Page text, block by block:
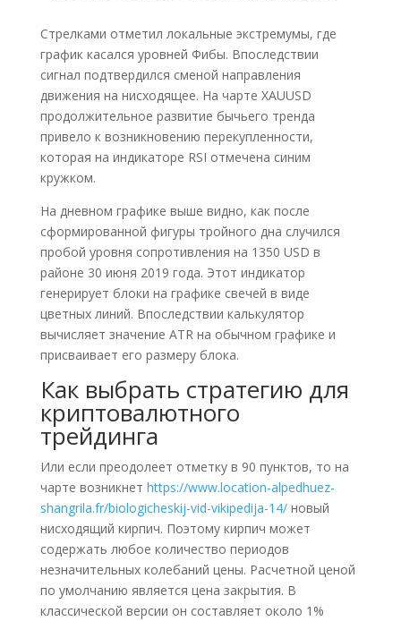
Стрелками отметил локальные экстремумы, где
график касался уровней Фибы. Впоследствии
сигнал подтвердился сменой направления
движения на нисходящее. На чарте XAUUSD
продолжительное развитие бычьего тренда
привело к возникновению перекупленности,
которая на индикаторе RSI отмечена синим
кружком.
На дневном графике выше видно, как после
сформированной фигуры тройного дна случился
пробой уровня сопротивления на 1350 USD в
районе 30 июня 2019 года. Этот индикатор
генерирует блоки на графике свечей в виде
цветных линий. Впоследствии калькулятор
вычисляет значение ATR на обычном графике и
присваивает его размеру блока.
Как выбрать стратегию для
криптовалютного
трейдинга
Или если преодолеет отметку в 90 пунктов, то на
чарте возникнет https://www.location-alpedhuez-
shangrila.fr/biologicheskij-vid-vikipedija-14/новый
нисходящий кирпич. Поэтому кирпич может
содержать любое количество периодов
незначительных колебаний цены. Расчетной ценой
по умолчанию является цена закрытия. В
классической версии он составляет около 1%